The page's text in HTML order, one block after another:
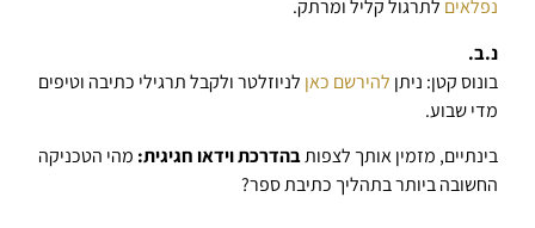
נפלאים לתרגול קליל ומרתק.
נ.ב.
בונוס קטן: ניתן להירשם כאן לניוזלטר ולקבל תרגילי כתיבה וטיפים
מדי שבוע.
בינתיים, מזמין אותך לצפותבהדרכת וידאו חגיגית: מהי הטכניקה
החשובה ביותר בתהליך כתיבת ספר?